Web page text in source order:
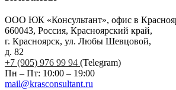
ООО ЮК «Консультант», офис в
660043, Россия, Красноярский край,
г. Красноярск, ул. Любы Шевцовой,
д. 82
+7 (905) 976 99 94 (Telegram)
Пн – Пт: 10:00 – 19:00
mail@krasconsultant.ru